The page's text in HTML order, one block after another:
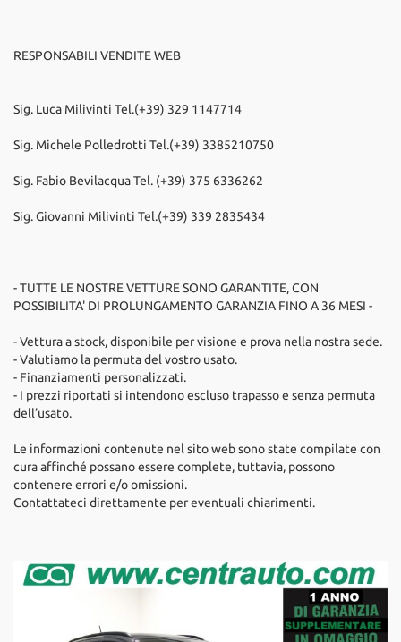
RESPONSABILI VENDITE WEB
Sig. Luca Milivinti Tel.(+39) 329 1147714
Sig. Michele Polledrotti Tel.(+39) 3385210750
Sig. Fabio Bevilacqua Tel. (+39) 375 6336262
Sig. Giovanni Milivinti Tel.(+39) 339 2835434
- TUTTE LE NOSTRE VETTURE SONO GARANTITE, CON
POSSIBILITA' DI PROLUNGAMENTO GARANZIA FINO A 36 MESI -
- Vettura a stock, disponibile per visione e prova nella nostra sede.
- Valutiamo la permuta del vostro usato.
- Finanziamenti personalizzati.
- I prezzi riportati si intendono escluso trapasso e senza permuta
dell’usato.
Le informazioni contenute nel sito web sono state compilate con
cura affinché possano essere complete, tuttavia, possono
contenere errori e/o omissioni.
Contattateci direttamente per eventuali chiarimenti.